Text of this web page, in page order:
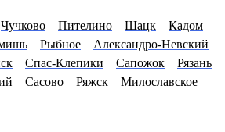
Чучково Пителино Шацк
Кадом
Рыбное
Александро-Невский
Спас-Клепики Сапожок
Рязань
Сасово Ряжск
Милославское